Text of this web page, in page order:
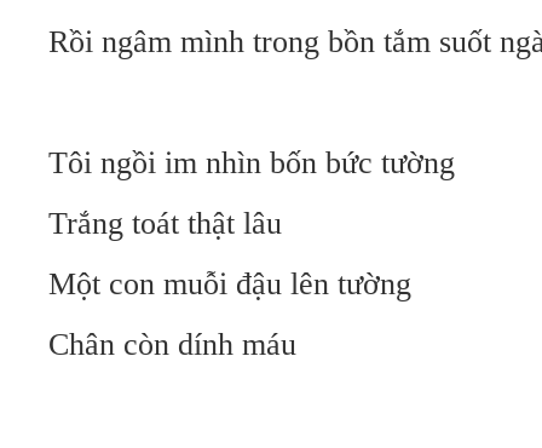
Rồi ngâm mình trong bồn tắm suốt
Tôi ngồi im nhìn bốn bức tường
Trắng toát thật lâu
Một con muỗi đậu lên tường
Chân còn dính máu